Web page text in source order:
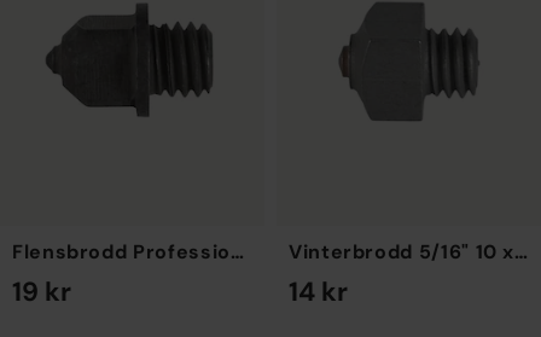
Flensbrodd Professional Vinterbrodd
19 kr
Vinterbrodd 5/16" 10 x 8 mm
14 kr